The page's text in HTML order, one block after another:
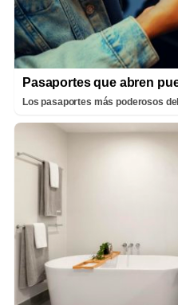
Pasaportes que abren
Los pasaportes más poderosos